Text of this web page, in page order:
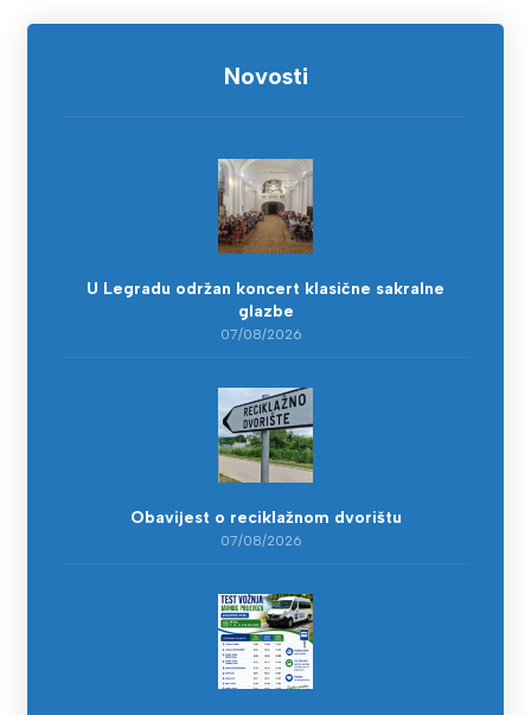
Novosti
U Legradu održan koncert klasične sakralne
glazbe
07/08/2026
Obavijest o reciklažnom dvorištu
07/08/2026